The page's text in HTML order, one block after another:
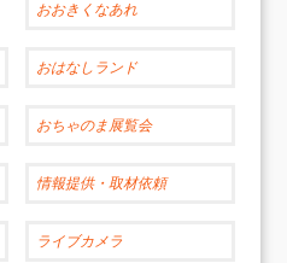
おおきくなあれ
おはなしランド
おちゃのま展覧会
情報提供・取材依頼
ライブカメラ